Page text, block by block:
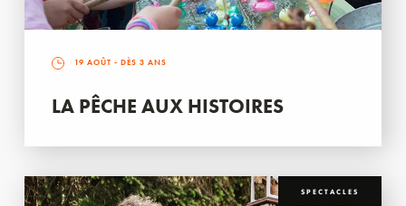
19 AOÛT - DÈS 3 ANS
LA PÊCHE AUX HISTOIRES
SPECTACLES